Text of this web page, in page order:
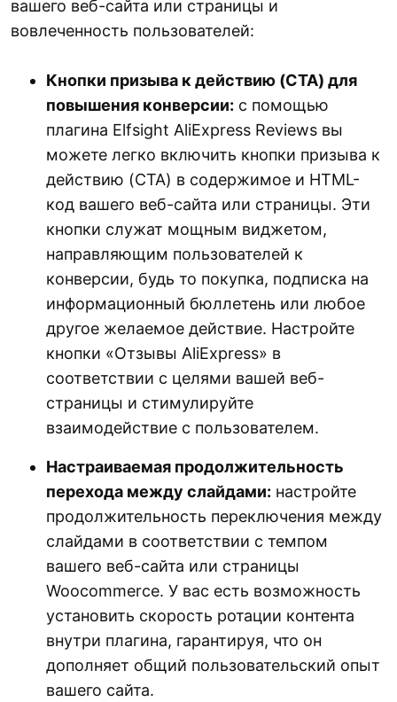
Наслаждайтесь обзорами AliExpress.
вашего веб-сайта или страницы и
вовлеченность пользователей:
Кнопки призыва к действию (CTA) для
повышения конверсии: с помощью
плагина Elfsight AliExpress Reviews вы
можете легко включить кнопки призыва к
действию (CTA) в содержимое и HTML-
код вашего веб-сайта или страницы. Эти
кнопки служат мощным виджетом,
направляющим пользователей к
конверсии, будь то покупка, подписка на
информационный бюллетень или любое
другое желаемое действие. Настройте
кнопки «Отзывы AliExpress» в
соответствии с целями вашей веб-
страницы и стимулируйте
взаимодействие с пользователем.
Настраиваемая продолжительность
перехода между слайдами: настройте
продолжительность переключения между
слайдами в соответствии с темпом
вашего веб-сайта или страницы
Woocommerce. У вас есть возможность
установить скорость ротации контента
внутри плагина, гарантируя, что он
дополняет общий пользовательский опыт
вашего сайта.